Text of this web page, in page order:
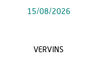
15/08/2026
VERVINS